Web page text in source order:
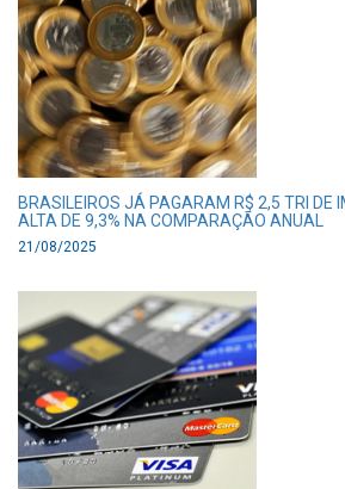
BRASILEIROS JÁ PAGARAM R$ 2,5 TRI DE
ALTA DE 9,3% NA COMPARAÇÃO ANUAL
21/08/2025